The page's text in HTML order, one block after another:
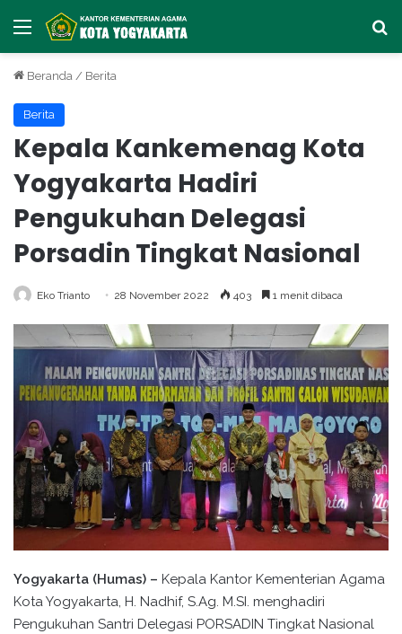
Menu
Beranda / Berita
Berita
Kepala Kankemenag Kota
Yogyakarta Hadiri
Pengukuhan Delegasi
Porsadin Tingkat Nasional
Eko Trianto 28 November 2022 403 1 menit dibaca
Yogyakarta (Humas) – Kepala Kantor Kementerian Agama
Kota Yogyakarta, H. Nadhif, S.Ag. M.SI. menghadiri
Pengukuhan Santri Delegasi PORSADIN Tingkat Nasional